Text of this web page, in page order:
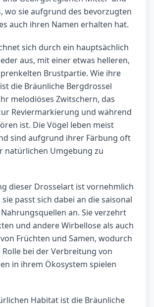
wo sie aufgrund des bevorzugten
auch ihren Namen erhalten hat.
sich durch ein hauptsächlich
aus, mit einer etwas helleren,
Brustpartie. Wie ihre
die Bräunliche Bergdrossel
melodiöses Zwitschern, das
Reviermarkierung und während
ist. Die Vögel leben meist
sind aufgrund ihrer Färbung oft
natürlichen Umgebung zu
dieser Drosselart ist vornehmlich
passt sich dabei an die saisonal
an. Sie verzehrt
und andere Wirbellose als auch
Früchten und Samen, wodurch
Rolle bei der Verbreitung von
in ihrem Ökosystem spielen
Habitat ist die Bräunliche